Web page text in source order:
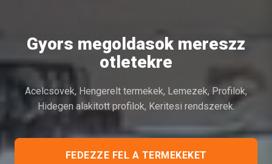
Gyors megoldasok mereszz
otletekre
Acelcsovek, Hengerelt termekek, Lemezek, Profilok,
Hidegen alakitott profilok, Keritesi rendszerek.
FEDEZZE FEL A TERMEKEKET